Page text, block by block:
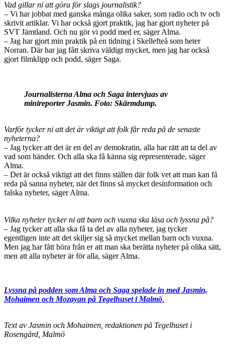
Vad gillar ni att göra för slags journalistik?
– Vi har jobbat med ganska många olika saker, som radio och tv och
skrivit artiklar. Vi har också gjort praktik, jag har gjort nyheter på
SVT Jämtland. Och nu gör vi podd med er, säger Alma.
– Jag har gjort min praktik på en tidning i Skellefteå som heter
Norran. Där har jag fått skriva väldigt mycket, men jag har också
gjort filmklipp och podd, säger Saga.
Journalisterna Alma och Saga intervjuas av
minireporter Jasmin. Foto: Skärmdump.
Varför tycker ni att det är viktigt att folk får reda på de senaste
nyheterna?
– Jag tycker att det är en del av demokratin, alla har rätt att ta del av
vad som händer. Och alla ska få känna sig representerade, säger
Alma.
– Det är också viktigt att det finns ställen där folk vet att man kan få
reda på sanna nyheter, när det finns så mycket desinformation och
falska nyheter, säger Alma.
Vilka nyheter tycker ni att barn och vuxna ska läsa och lyssna på?
– Jag tycker att alla ska få ta del av alla nyheter, jag tycker
egentligen inte att det skiljer sig så mycket mellan barn och vuxna.
Men jag har fått höra från er att man ska berätta nyheter på olika sätt,
men att alla nyheter är för alla, säger Alma.
Lyssna på podden som Alma och Saga spelade in med Jasmin,
Mohaimen och Mozayan på Tegelhuset i Malmö.
Text av Jasmin och Mohaimen, redaktionen på Tegelhuset i
Rosengård, Malmö